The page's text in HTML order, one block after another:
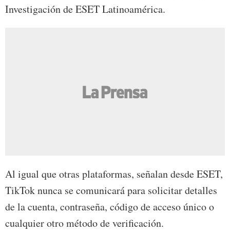
Investigación de ESET Latinoamérica.
Al igual que otras plataformas, señalan desde ESET,
TikTok nunca se comunicará para solicitar detalles
de la cuenta, contraseña, código de acceso único o
cualquier otro método de verificación.